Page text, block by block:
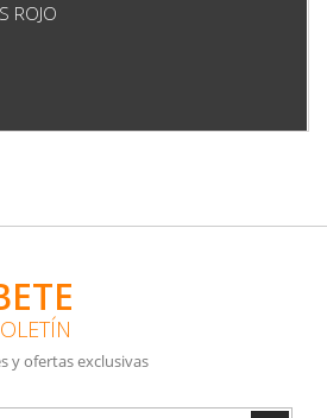
ROJO
y ofertas exclusivas